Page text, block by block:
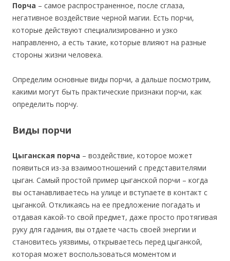
Порча – самое распространенное, после сглаза,
негативное воздействие черной магии. Есть порчи,
которые действуют специализированно и узко
направленно, а есть такие, которые влияют на разные
стороны жизни человека.
Определим основные виды порчи, а дальше посмотрим,
какими могут быть практические признаки порчи, как
определить порчу.
Виды порчи
Цыганская порча – воздействие, которое может
появиться из-за взаимоотношений с представителями
цыган. Самый простой пример цыганской порчи – когда
вы останавливаетесь на улице и вступаете в контакт с
цыганкой. Откликаясь на ее предложение погадать и
отдавая какой-то свой предмет, даже просто протягивая
руку для гадания, вы отдаете часть своей энергии и
становитесь уязвимы, открываетесь перед цыганкой,
которая может воспользоваться моментом и